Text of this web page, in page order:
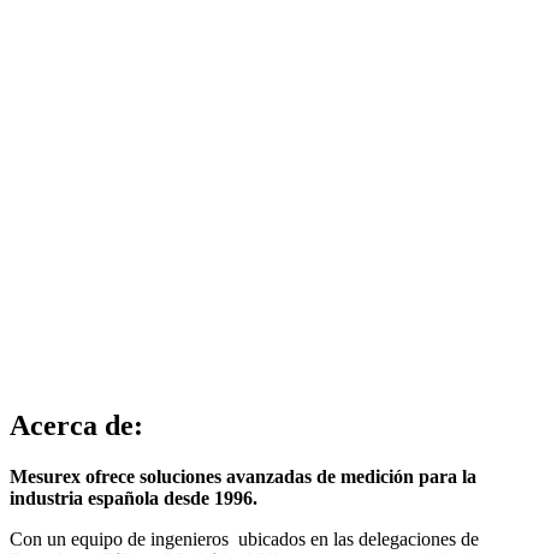
Acerca de:
Mesurex ofrece soluciones avanzadas de medición para la
industria española desde 1996.
Con un equipo de ingenieros ubicados en las delegaciones de